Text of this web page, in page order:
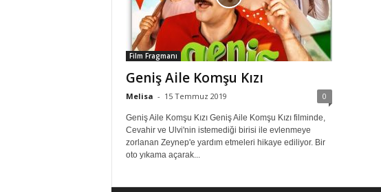
Film Fragmanı
Geniş Aile Komşu Kızı
Melisa - 15 Temmuz 2019 0
Geniş Aile Komşu Kızı Geniş Aile Komşu Kızı filminde,
Cevahir ve Ulvi'nin istemediği birisi ile evlenmeye
zorlanan Zeynep'e yardım etmeleri hikaye ediliyor. Bir
oto yıkama açarak...